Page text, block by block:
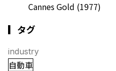
Cannes Gold (1977)
▎タグ
industry
自動車